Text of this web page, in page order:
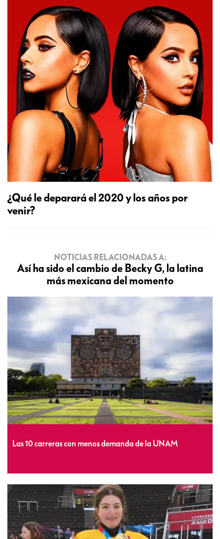
¿Qué le deparará el 2020 y los años por
venir?
NOTICIAS RELACIONADAS A:
Así ha sido el cambio de Becky G, la latina
más mexicana del momento
Las 10 carreras con menos demanda de la UNAM